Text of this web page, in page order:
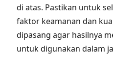
di atas. Pastikan untuk
faktor keamanan dan
dipasang agar hasilnya
untuk digunakan dalam